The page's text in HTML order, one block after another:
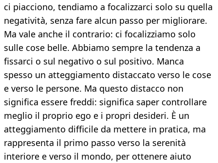
ci piacciono, tendiamo a focalizzarci solo su quella
negatività, senza fare alcun passo per migliorare.
Ma vale anche il contrario: ci focalizziamo solo
sulle cose belle. Abbiamo sempre la tendenza a
fissarci o sul negativo o sul positivo. Manca
spesso un atteggiamento distaccato verso le cose
e verso le persone. Ma questo distacco non
significa essere freddi: significa saper controllare
meglio il proprio ego e i propri desideri. È un
atteggiamento difficile da mettere in pratica, ma
rappresenta il primo passo verso la serenità
interiore e verso il mondo, per ottenere aiuto